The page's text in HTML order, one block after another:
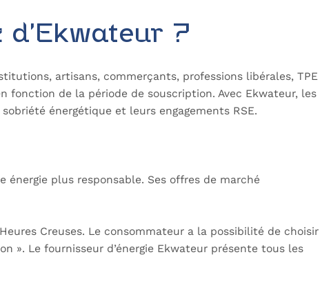
?
artisans, commerçants, professions libérales, TPE
fonction de la période de souscription. Avec Ekwateur, les
énergétique et leurs engagements RSE.
énergie plus responsable. Ses offres de marché
Creuses. Le consommateur a la possibilité de choisir
». Le fournisseur d’énergie Ekwateur présente tous les